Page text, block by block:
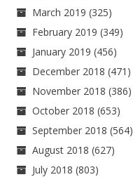
March 2019 (325)
February 2019 (349)
January 2019 (456)
December 2018 (471)
November 2018 (386)
October 2018 (653)
September 2018 (564)
August 2018 (627)
July 2018 (803)